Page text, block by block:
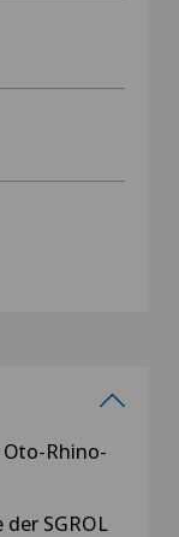
Rhino-
SGROL